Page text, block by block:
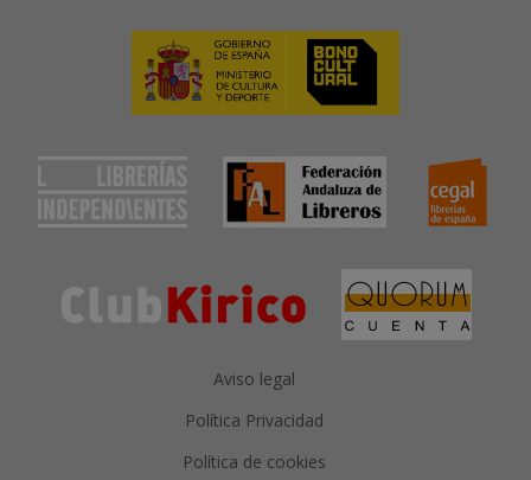
Aviso legal
Política Privacidad
Política de cookies